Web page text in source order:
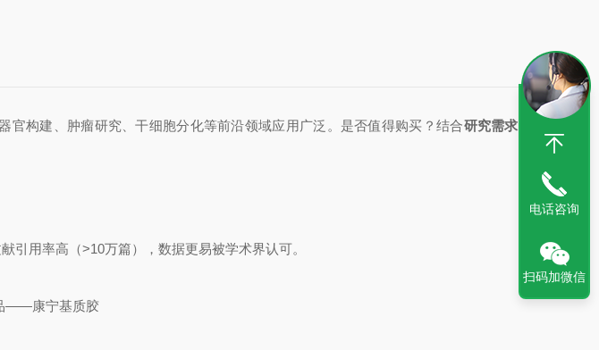
官构建、肿瘤研究、干细胞分化等前沿领域应用广泛。是否值得购买？结合研究需求、预
引用率高（>10万篇），数据更易被学术界认可。
电话咨询
扫码加微信